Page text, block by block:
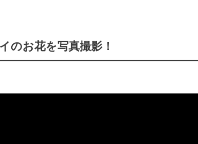
のお花を写真撮影！